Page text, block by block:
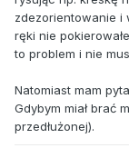
zdezorientowanie i
ręki nie
to problem i nie
Natomiast mam
Gdybym miał brać
przedłużonej).